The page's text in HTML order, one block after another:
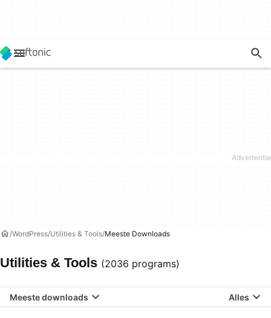
WordPress Utilities & Tools Meeste Downloads
Utilities & Tools (2036 programs)
Meeste downloads Alles